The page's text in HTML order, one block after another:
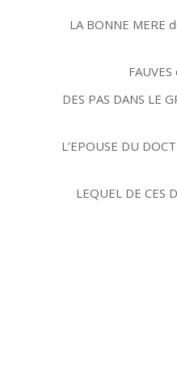
LA BONNE MERE
DES PAS DANS LE
L’EPOUSE DU
LEQUEL DE CES